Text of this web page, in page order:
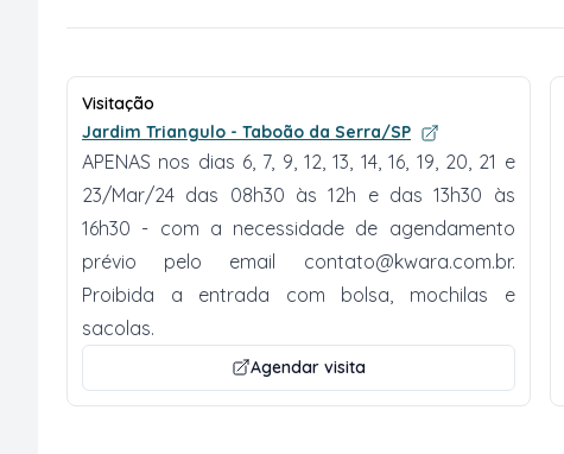
Visitação
Jardim Triangulo - Taboão da Serra/SP
APENAS nos dias 6, 7, 9, 12, 13, 14, 16, 19, 20, 21 e
23/Mar/24 das 08h30 às 12h e das 13h30 às
16h30 - com a necessidade de agendamento
prévio pelo email contato@kwara.com.br.
Proibida a entrada com bolsa, mochilas e
sacolas.
Agendar visita